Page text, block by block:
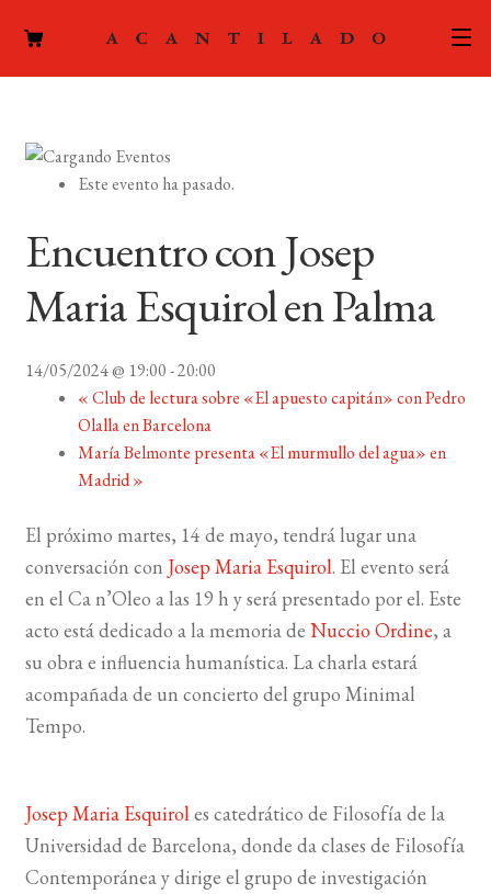
PODCAST
LA EDITORIAL
menú
FOREIGN RIGHTS
CONTACTO
BUSCAR
LISTA DE LIBROS
Este evento ha pasado.
Encuentro con Josep
Maria Esquirol en Palma
14/05/2024 @ 19:00-20:00
«Club de lectura sobre «El apuesto capitán» con Pedro
Olalla en Barcelona
María Belmonte presenta «El murmullo del agua» en
Madrid»
El próximo martes, 14 de mayo, tendrá lugar una
conversación con Josep Maria Esquirol. El evento será
en el Ca n’Oleo a las 19 h y será presentado por el. Este
acto está dedicado a la memoria de Nuccio Ordine, a
su obra e influencia humanística. La charla estará
acompañada de un concierto del grupo Minimal
Tempo.
Josep Maria Esquiroles catedrático de Filosofía de la
Universidad de Barcelona, donde da clases de Filosofía
Contemporánea y dirige el grupo de investigación